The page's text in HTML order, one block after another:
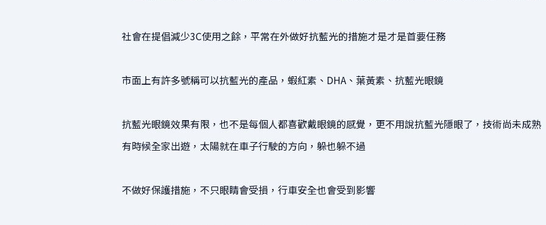
社會在提倡減少3C使用之餘，平常在外做好抗藍光的措施才是才是首要任務
市面上有許多號稱可以抗藍光的產品，蝦紅素、DHA、葉黃素、抗藍光眼鏡
抗藍光眼鏡效果有限，也不是每個人都喜歡戴眼鏡的感覺，更不用說抗藍光隱眼了，技術尚未成熟
有時候全家出遊，太陽就在車子行駛的方向，躲也躲不過
不做好保護措施，不只眼睛會受損，行車安全也會受到影響